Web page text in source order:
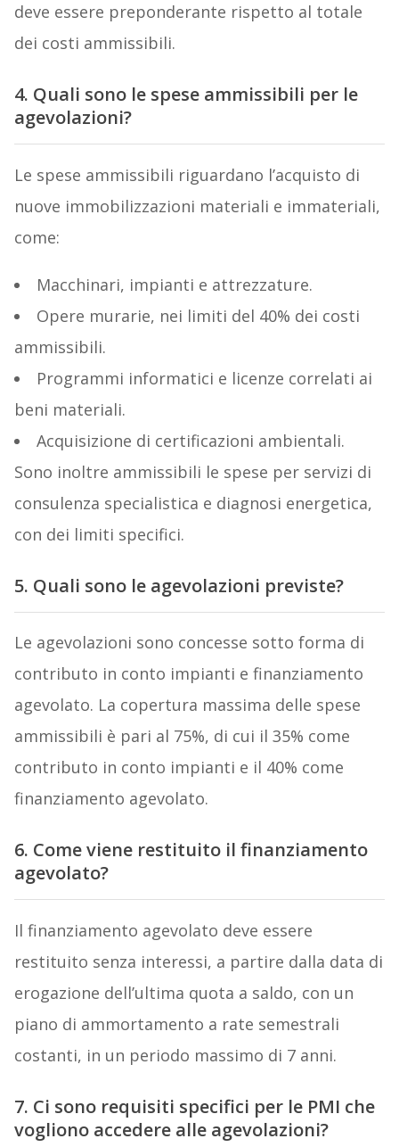
deve essere preponderante rispetto al totale
dei costi ammissibili.
4. Quali sono le spese ammissibili per le
agevolazioni?
Le spese ammissibili riguardano l’acquisto di
nuove immobilizzazioni materiali e immateriali,
come:
Macchinari, impianti e attrezzature.
Opere murarie, nei limiti del 40% dei costi
ammissibili.
Programmi informatici e licenze correlati ai
beni materiali.
Acquisizione di certificazioni ambientali.
Sono inoltre ammissibili le spese per servizi di
consulenza specialistica e diagnosi energetica,
con dei limiti specifici.
5. Quali sono le agevolazioni previste?
Le agevolazioni sono concesse sotto forma di
contributo in conto impianti e finanziamento
agevolato. La copertura massima delle spese
ammissibili è pari al 75%, di cui il 35% come
contributo in conto impianti e il 40% come
finanziamento agevolato.
6. Come viene restituito il finanziamento
agevolato?
Il finanziamento agevolato deve essere
restituito senza interessi, a partire dalla data di
erogazione dell’ultima quota a saldo, con un
piano di ammortamento a rate semestrali
costanti, in un periodo massimo di 7 anni.
7. Ci sono requisiti specifici per le PMI che
vogliono accedere alle agevolazioni?